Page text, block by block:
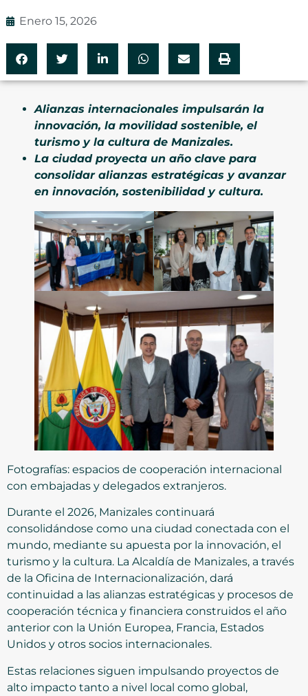
Enero 15, 2026
Alianzas internacionales impulsarán la
innovación, la movilidad sostenible, el
turismo y la cultura de Manizales.
La ciudad proyecta un año clave para
consolidar alianzas estratégicas y avanzar
en innovación, sostenibilidad y cultura.
Fotografías: espacios de cooperación internacional
con embajadas y delegados extranjeros.
Durante el 2026, Manizales continuará
consolidándose como una ciudad conectada con el
mundo, mediante su apuesta por la innovación, el
turismo y la cultura. La Alcaldía de Manizales, a través
de la Oficina de Internacionalización, dará
continuidad a las alianzas estratégicas y procesos de
cooperación técnica y financiera construidos el año
anterior con la Unión Europea, Francia, Estados
Unidos y otros socios internacionales.
Estas relaciones siguen impulsando proyectos de
alto impacto tanto a nivel local como global,